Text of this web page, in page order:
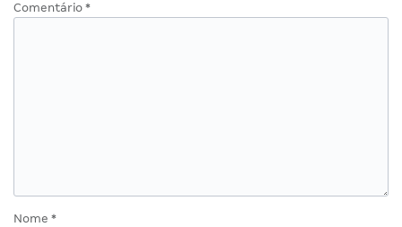
Comentário *
Nome *